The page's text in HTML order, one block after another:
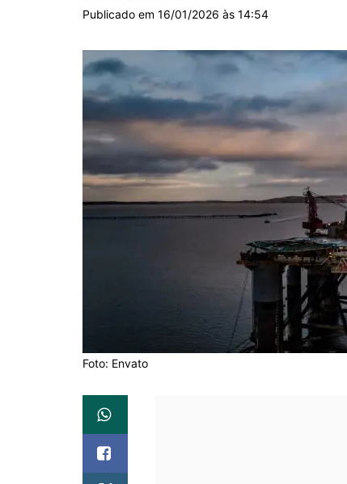
Publicado em 16/01/2026 às 14:54
Foto: Envato